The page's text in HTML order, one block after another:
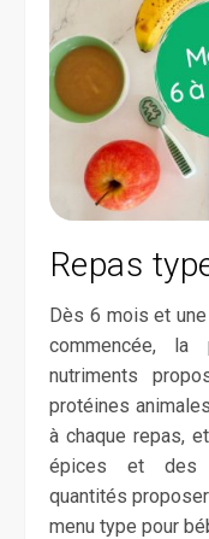
Repas
Dès 6 mois et une fois la diversification alimentaire
commencée,
nutriments
protéines
à chaque repas,
épices et des
quantités
menu type pour